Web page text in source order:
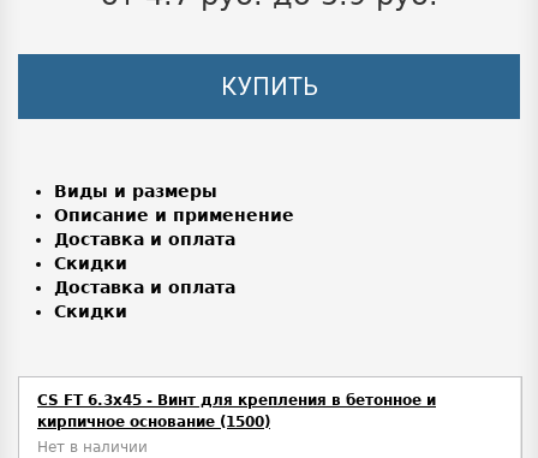
КУПИТЬ
Виды и размеры
Описание и применение
Доставка и оплата
Скидки
Доставка и оплата
Скидки
CS FT 6.3х45 - Винт для крепления в бетонное и
кирпичное основание (1500)
Нет в наличии